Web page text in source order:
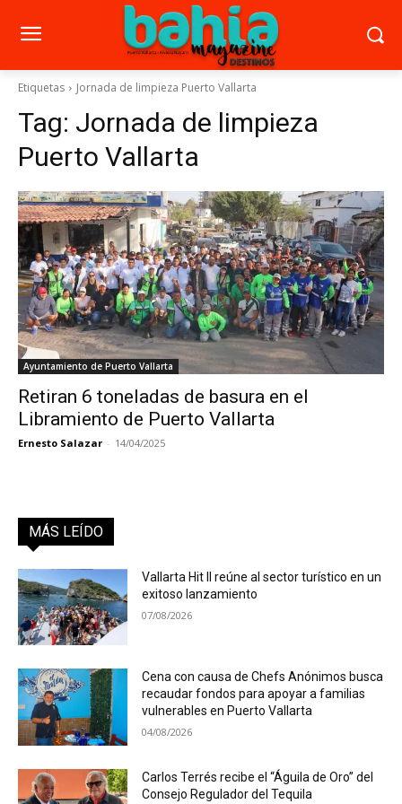
Etiquetas Jornada de limpieza Puerto Vallarta
Tag: Jornada de limpieza
Puerto Vallarta
Ayuntamiento de Puerto Vallarta
Retiran 6 toneladas de basura en el
Libramiento de Puerto Vallarta
Ernesto Salazar - 14/04/2025
MÁS LEÍDO
Vallarta Hit II reúne al sector turístico en un
exitoso lanzamiento
07/08/2026
Cena con causa de Chefs Anónimos busca
recaudar fondos para apoyar a familias
vulnerables en Puerto Vallarta
04/08/2026
Carlos Terrés recibe el “Águila de Oro” del
Consejo Regulador del Tequila